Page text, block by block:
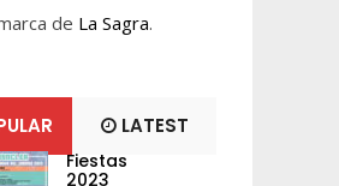
de La Sagra.
LATEST
Fiestas
2023